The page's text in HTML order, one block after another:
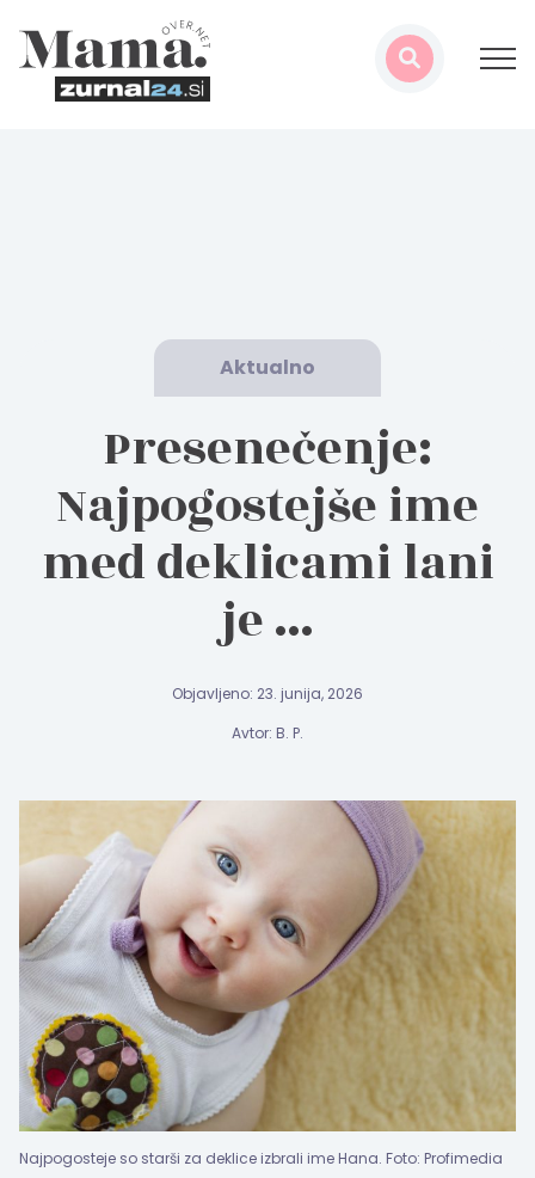
Aktualno
Presenečenje:
Najpogostejše ime
med deklicami lani
je …
Objavljeno: 23. junija, 2026
Avtor: B. P.
Najpogosteje so starši za deklice izbrali ime Hana. Foto: Profimedia